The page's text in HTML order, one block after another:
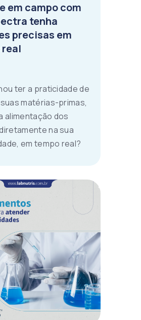
em campo com
tenha
precisas em
ter a praticidade de
matérias-primas,
alimentação dos
na sua
em tempo real?